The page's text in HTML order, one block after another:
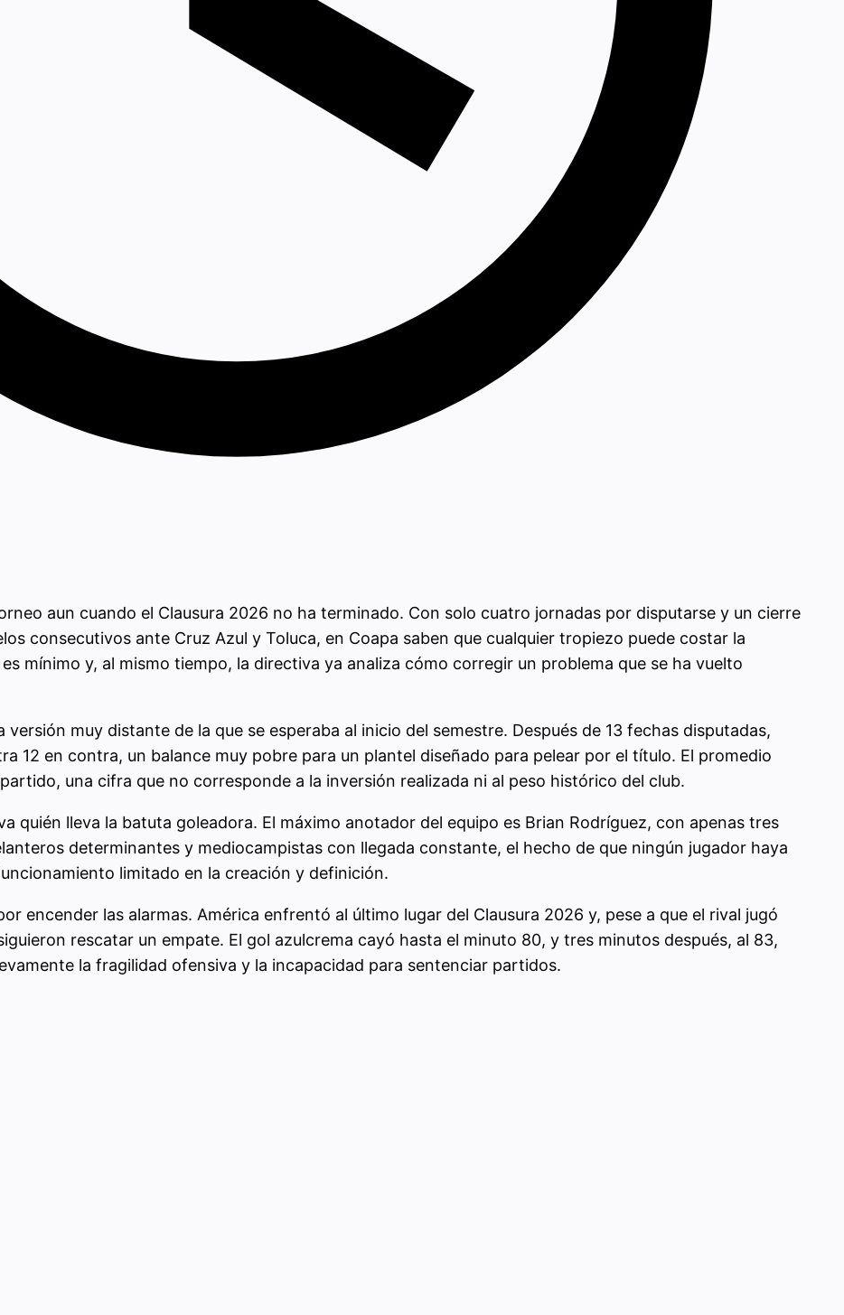
aun cuando el Clausura 2026 no ha terminado. Con solo cuatro jornadas por disputarse y un cierre
consecutivos ante Cruz Azul y Toluca, en Coapa saben que cualquier tropiezo puede costar la
mínimo y, al mismo tiempo, la directiva ya analiza cómo corregir un problema que se ha vuelto
muy distante de la que se esperaba al inicio del semestre. Después de 13 fechas disputadas,
12 en contra, un balance muy pobre para un plantel diseñado para pelear por el título. El promedio
una cifra que no corresponde a la inversión realizada ni al peso histórico del club.
quién lleva la batuta goleadora. El máximo anotador del equipo es Brian Rodríguez, con apenas tres
determinantes y mediocampistas con llegada constante, el hecho de que ningún jugador haya
limitado en la creación y definición.
encender las alarmas. América enfrentó al último lugar del Clausura 2026 y, pese a que el rival jugó
rescatar un empate. El gol azulcrema cayó hasta el minuto 80, y tres minutos después, al 83,
la fragilidad ofensiva y la incapacidad para sentenciar partidos.